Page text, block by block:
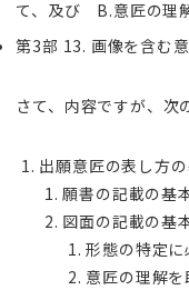
て、及び B.意匠の理
第3部 13. 画像を含む
さて、内容ですが、次
出願意匠の表し方
願書の記載の基
図面の記載の基
形態の特定
意匠の理解